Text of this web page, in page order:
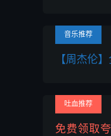
音乐推荐
【周杰伦
吐血推荐
免费领取